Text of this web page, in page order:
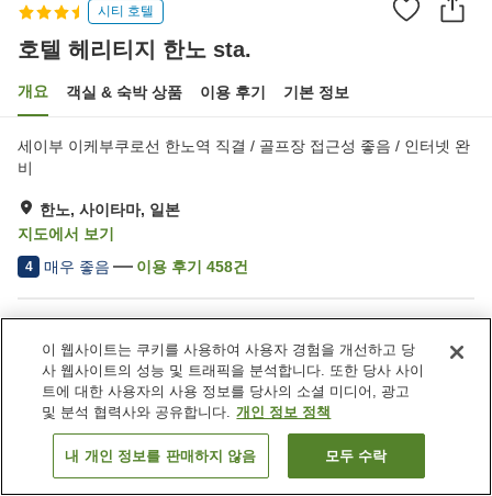
시티 호텔
호텔 헤리티지 한노 sta.
개요 객실 & 숙박 상품 이용 후기 기본 정보
세이부 이케부쿠로선 한노역 직결 / 골프장 접근성 좋음 / 인터넷 완
비
한노, 사이타마, 일본
지도에서 보기
4 매우 좋음 이용 후기 458건
주차장
레스토랑
라운지
카페
객실 보기
이 웹사이트는 쿠키를 사용하여 사용자 경험을 개선하고 당
사 웹사이트의 성능 및 트래픽을 분석합니다. 또한 당사 사이
트에 대한 사용자의 사용 정보를 당사의 소셜 미디어, 광고
및 분석 협력사와 공유합니다. 개인 정보 정책
내 개인 정보를 판매하지 않음 모두 수락